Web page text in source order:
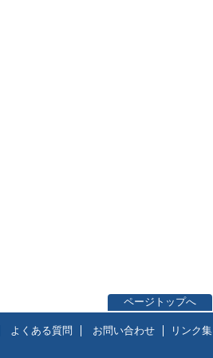
ページトップへ
よくある質問 お問い合わせ リンク集